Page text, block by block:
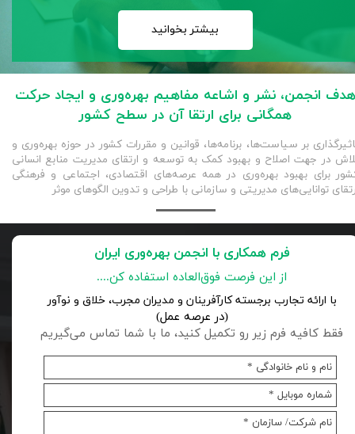
بیشتر بخوانید
بر سیاست‌ها، برنامه‌ها، قوانین و مقررات کشور در حوزه بهره‌وری و
در جهت اصلاح و بهبود کمک به توسعه و ارتقای مدیریت منابع انسانی
برای بهبود بهره‌وری در همه عرصه‌های اقتصادی، اجتماعی و فرهنگی
توانایی‌های مدیریتی و سازمانی با طراحی و تدوین الگوهای موثر
هدف انجمن، نشر و اشاعه مفاهیم بهره‌وری و ایجاد حرکت
همگانی برای ارتقا آن در سطح کشور
فرم همکاری با انجمن بهره‌وری ایران
از این فرصت فوق‌العاده استفاده کن....
با ارائه تجارب برجسته کارآفرینان و مدیران مجرب، خلاق و نوآور
(در عرصه عمل)
​​​​​​​فقط کافیه فرم زیر رو تکمیل کنید، ما با شما تماس می‌گیریم